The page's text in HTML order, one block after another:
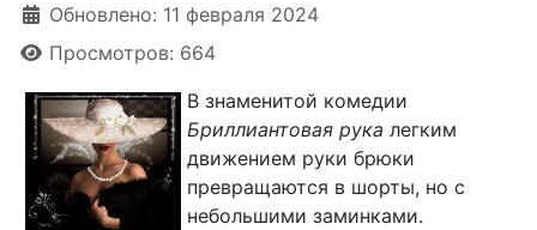
Обновлено: 11 февраля 2024
Просмотров: 664
В знаменитой комедии
Бриллиантовая рука легким
движением руки брюки
превращаются в шорты, но с
небольшими заминками.